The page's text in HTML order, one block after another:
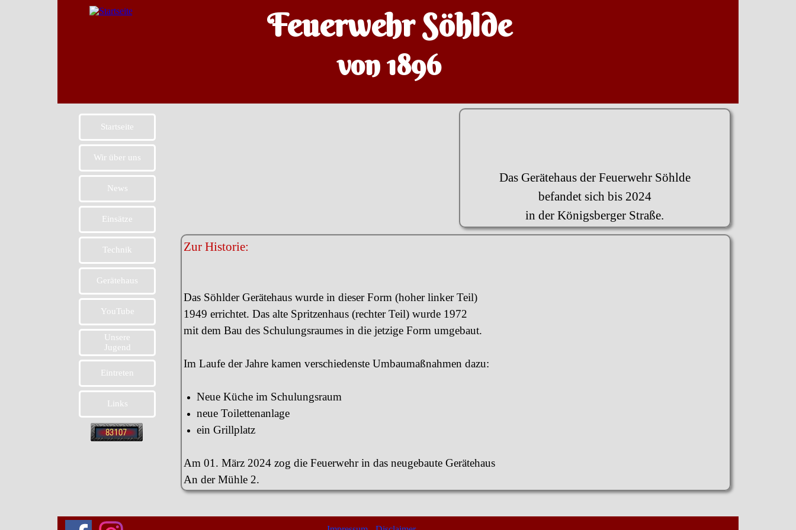
Feuerwehr Söhlde
von 1896
Startseite
Wir über uns
News
Einsätze
Technik
Gerätehaus
YouTube
Unsere
Jugend
Eintreten
Links
Das Gerätehaus der Feuerwehr Söhlde
befandet sich bis 2024
in der Königsberger Straße.
Zur Historie:
Das Söhlder Gerätehaus wurde in dieser Form (hoher linker Teil)
1949 errichtet. Das alte Spritzenhaus (rechter Teil) wurde 1972
mit dem Bau des Schulungsraumes in die jetzige Form umgebaut.
Im Laufe der Jahre kamen verschiedenste Umbaumaßnahmen dazu:
Neue Küche im Schulungsraum
neue Toilettenanlage
ein Grillplatz
Am 01. März 2024 zog die Feuerwehr in das neugebaute Gerätehaus
An der Mühle 2.